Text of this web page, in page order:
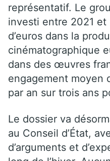
représentatif. Le
investi entre 2021 et
d’euros dans la
cinématographique
dans des œuvres
engagement moyen
par an sur trois ans
Le dossier va
au Conseil d’État,
d’arguments et